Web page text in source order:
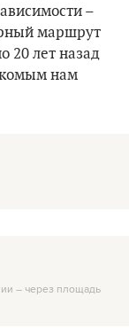
–
маршрут
20 лет назад
нам
– через площадь